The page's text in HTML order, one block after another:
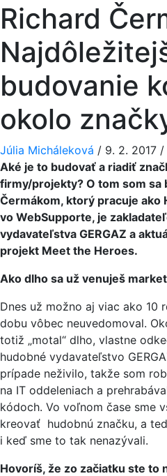
Richard
budovanie
okolo
Júlia Micháleková / 9. 2. 2017 /
Aké je to budovať a riadiť
firmy/projekty? O tom som sa
Čermákom, ktorý pracuje ako
vo WebSupporte, je
vydavateľstva GERGAZ a
projekt Meet the Heroes.
Ako dlho sa už venuješ
Dnes už možno aj viac ako 10
dobu vôbec neuvedomoval.
totiž „motal“ dlho, vlastne
hudobné vydavateľstvo
prípade neživilo, takže som
na IT oddeleniach a
kódoch. Vo voľnom čase sme
kreovať hudobnú značku, a
i keď sme to tak nenazývali.
Hovoríš, že zo začiatku ste to